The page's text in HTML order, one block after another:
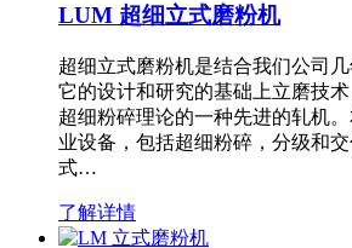
LUM 超细立式磨粉机
超细立式磨粉机是结合我们公司几
它的设计和研究的基础上立磨技
超细粉碎理论的一种先进的轧机
业设备，包括超细粉碎，分级和
式…
了解详情